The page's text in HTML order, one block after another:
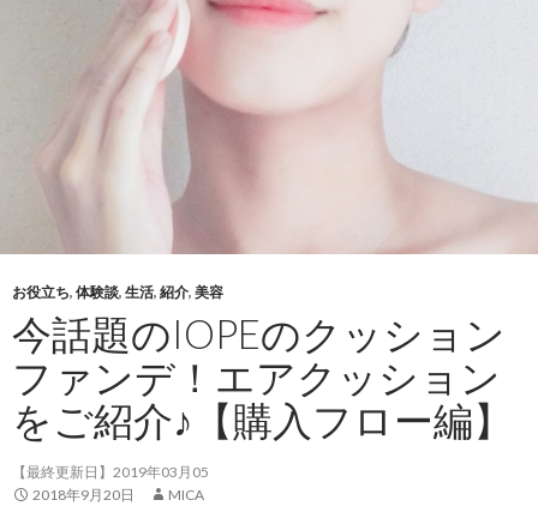
お役立ち, 体験談, 生活, 紹介, 美容
今話題のIOPEのクッション
ファンデ！エアクッション
をご紹介♪【購入フロー編】
【最終更新日】2019年03月05
2018年9月20日
MICA